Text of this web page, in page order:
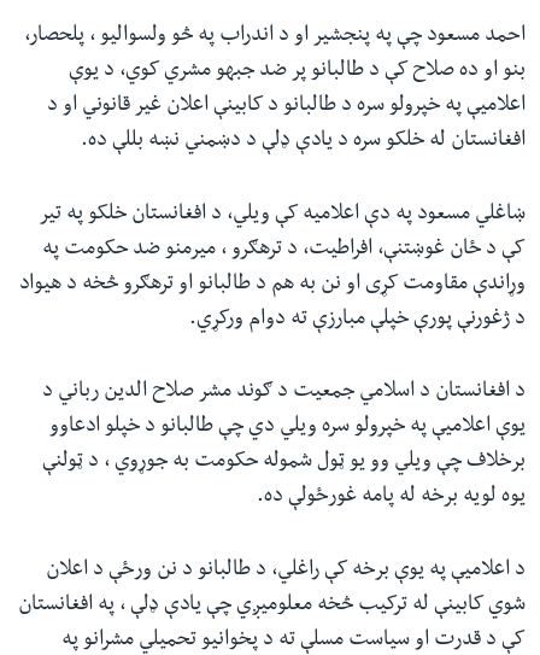
احمد مسعود چې په پنجشیر او د اندراب په څو ولسوالیو ، پلحصار،
بنو او ده صلاح کې د طالبانو پر ضد جبهو مشري کوي، د یوې
اعلامیې په خپرولو سره د طالبانو د کابینې اعلان غیر قانوني او د
افغانستان له خلکو سره د یادې ډلې د دښمني نښه بللې ده.
ښاغلي مسعود په دې اعلامیه کې ویلي، د افغانستان خلکو په تیر
کې د ځان غوښتنې، افراطیت، د ترهګرو ، میرمنو ضد حکومت په
وړاندې مقاومت کړی او نن به هم د طالبانو او ترهګرو څخه د هیواد
د ژغورنې پورې خپلې مبارزې ته دوام ورکړي.
د افغانستان د اسلامي جمعیت د ګوند مشر صلاح الدین رباني د
یوې اعلامیې په خپرولو سره ویلي دي چې طالبانو د خپلو ادعاوو
برخلاف چې ویلي وو یو ټول شموله حکومت به جوړوي ، د ټولنې
یوه لویه برخه له پامه غورځولې ده.
د اعلامیې په یوې برخه کې راغلي، د طالبانو د نن ورځې د اعلان
شوي کابینې له ترکیب څخه معلومیږي چې یادې ډلې ، په افغانستان
کې د قدرت او سیاست مسلې ته د پخوانیو تحمیلي مشرانو په